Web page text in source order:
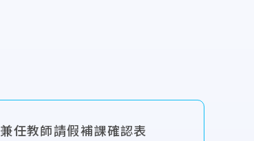
兼任教師請假補課確認表